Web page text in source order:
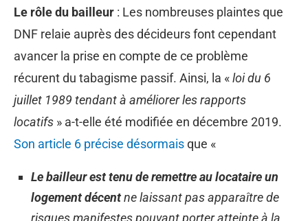
Le rôle du bailleur : Les nombreuses plaintes que
DNF relaie auprès des décideurs font cependant
avancer la prise en compte de ce problème
récurent du tabagisme passif. Ainsi, la «loi du 6
juillet 1989 tendant à améliorer les rapports
locatifs » a-t-elle été modifiée en décembre 2019.
Son article 6 précise désormaisque «
Le bailleur est tenu de remettre au locataire un
logement décentne laissant pas apparaître de
risques manifestes pouvant porter atteinte à la